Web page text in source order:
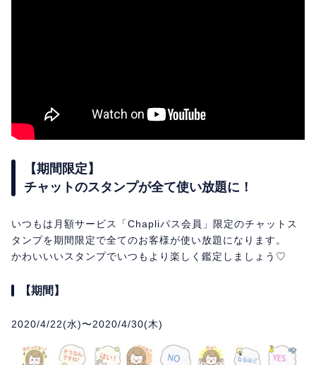
【期間限定】
チャットのスタンプが全て使い放題に！
いつもは月額サービス「Chapliパス会員」限定のチャットス
タンプを期間限定で全てのお客様が使い放題になります。
かわいいいスタンプでいつもより楽しく鑑定しましょう♡
【期間】
2020/4/22(水)〜2020/4/30(木)